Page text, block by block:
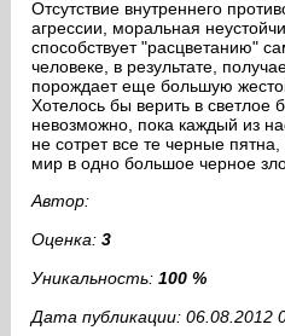
Отсутствие внутреннего
агрессии, моральная
способствует "расцветанию"
человеке, в результате,
порождает еще большую
Хотелось бы верить в светлое
невозможно, пока каждый из
не сотрет все те черные
мир в одно большое черное
Автор:
Оценка: 3
Уникальность: 100 %
Дата публикации: 06.08.2012